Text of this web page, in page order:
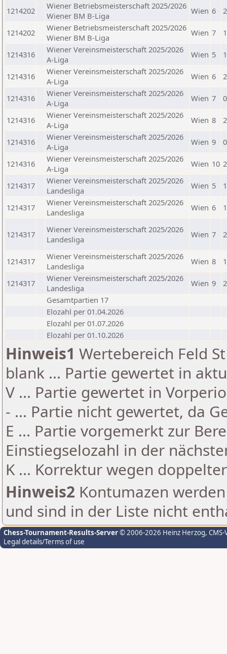
1214202
Wiener Betriebsmeisterschaft 2025/2026
Wiener BM B-Liga
Wien 6
1214202
Wiener Betriebsmeisterschaft 2025/2026
Wiener BM B-Liga
Wien 7
1214316
Wiener Vereinsmeisterschaft 2025/2026
A-Liga
Wien 5
1214316
Wiener Vereinsmeisterschaft 2025/2026
A-Liga
Wien 6
1214316
Wiener Vereinsmeisterschaft 2025/2026
A-Liga
Wien 7
1214316
Wiener Vereinsmeisterschaft 2025/2026
A-Liga
Wien 8
1214316
Wiener Vereinsmeisterschaft 2025/2026
A-Liga
Wien 9
1214316
Wiener Vereinsmeisterschaft 2025/2026
A-Liga
Wien 10
1214317
Wiener Vereinsmeisterschaft 2025/2026
Landesliga
Wien 5
1214317
Wiener Vereinsmeisterschaft 2025/2026
Landesliga
Wien 6
1214317
Wiener Vereinsmeisterschaft 2025/2026
Landesliga
Wien 7
1214317
Wiener Vereinsmeisterschaft 2025/2026
Landesliga
Wien 8
1214317
Wiener Vereinsmeisterschaft 2025/2026
Landesliga
Wien 9
Gesamtpartien 17
Elozahl per 01.04.2026
Elozahl per 01.07.2026
Elozahl per 01.10.2026
Hinweis1 Wertebereich Feld
blank ... Partie gewertet in
V ... Partie gewertet in
- ... Partie nicht gewertet, da
E ... Partie vorgemerkt zur
Einstiegselozahl in der
K ... Korrektur wegen
Hinweis2 Kontumazen
und sind in der Liste nicht
Chess-Tournament-Results-Server© 2006-2026 Heinz Herzog,
Legal details/Terms of use